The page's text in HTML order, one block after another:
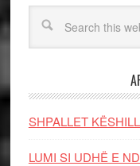
SHPALLET
LUMI SI UDHË E